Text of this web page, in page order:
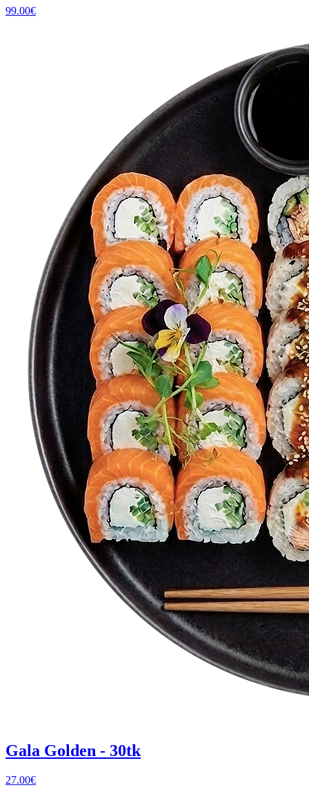
99.00€
Gala Golden - 30tk
27.00€